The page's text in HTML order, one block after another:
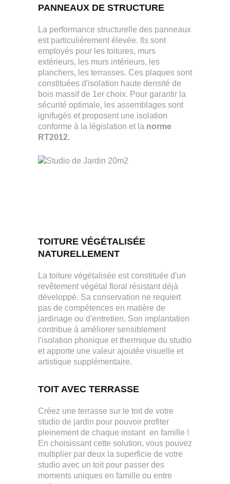
PANNEAUX DE STRUCTURE
La performance structurelle des panneaux
est particulièrement élevée. Ils sont
employés pour les toitures, murs
extérieurs, les murs intérieurs, les
planchers, les terrasses. Ces plaques sont
constituées d'isolation haute densité de
bois massif de 1er choix. Pour garantir la
sécurité optimale, les assemblages sont
ignifugés et proposent une isolation
conforme à la législation et la norme
RT2012.
TOITURE VÉGÉTALISÉE
NATURELLEMENT
La toiture végétalisée est constituée d'un
revêtement végétal floral résistant déjà
développé. Sa conservation ne requiert
pas de compétences en matière de
jardinage ou d'entretien. Son implantation
contribue à améliorer sensiblement
l'isolation phonique et thermique du studio
et apporte une valeur ajoutée visuelle et
artistique supplémentaire.
TOIT AVEC TERRASSE
Créez une terrasse sur le toit de votre
studio de jardin pour pouvoir profiter
pleinement de chaque instant en famille !
En choisissant cette solution, vous pouvez
multiplier par deux la superficie de votre
studio avec un toit pour passer des
moments uniques en famille ou entre